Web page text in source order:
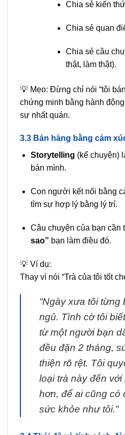
Chia sẻ kiến
Chia sẻ quan
Chia sẻ câu
thật, làm thật).
💡 Mẹo: Đừng chỉ nói “tôi
chứng minh bằng hành
sự nhất quán.
3.3 Bán hàng bằng cảm
Storytelling (kể chuyện)
bán mình.
Con người kết nối bằng
tìm sự hợp lý bằng lý trí.
Câu chuyện của bạn cần
sao” bạn làm điều đó.
💡 Ví dụ:
Thay vì nói “Trà của tôi tốt
“Ngày xưa tôi từng
ngủ. Tình cờ tôi
từ một người bạn
đều đặn 2 tháng,
thiện rõ rệt. Tôi
loại trà này đến
hơn, để ai cũng có
sức khỏe như tôi.”